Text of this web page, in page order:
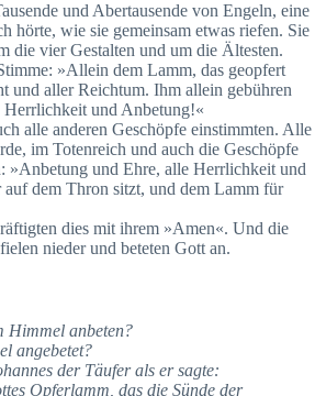
und Abertausende von Engeln, eine
hörte, wie sie gemeinsam etwas riefen. Sie
die vier Gestalten und um die Ältesten.
»Allein dem Lamm, das geopfert
und aller Reichtum. Ihm allein gebühren
und Anbetung!«
alle anderen Geschöpfe einstimmten. Alle
im Totenreich und auch die Geschöpfe
»Anbetung und Ehre, alle Herrlichkeit und
auf dem Thron sitzt, und dem Lamm für
dies mit ihrem »Amen«. Und die
nieder und beteten Gott an.
Himmel anbeten?
angebetet?
der Täufer als er sagte:
Opferlamm, das die Sünde der